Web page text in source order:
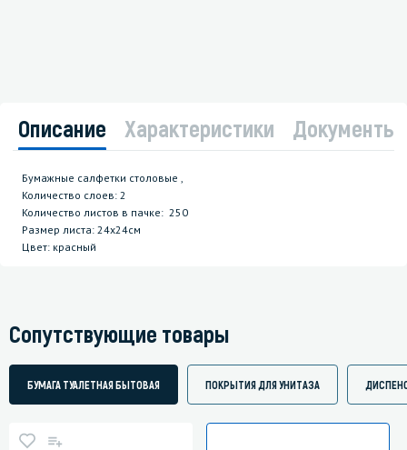
Описание Характеристики Документы
Бумажные салфетки столовые ,
Количество слоев: 2
Количество листов в пачке: 250
Размер листа: 24х24см
Цвет: красный
Сопутствующие товары
БУМАГА ТУАЛЕТНАЯ БЫТОВАЯ ПОКРЫТИЯ ДЛЯ УНИТАЗА